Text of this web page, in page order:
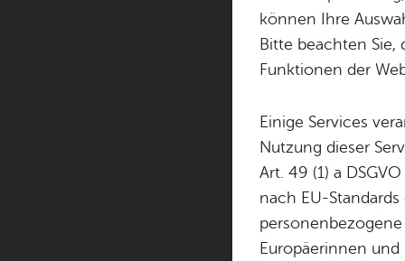
Sie finden hier
Kluftern, sowie
Geänderte
können Ihre
Bitte beachten
Funktionen der
Einige Services
Nutzung dieser
Art. 49 (1) a
nach EU-
Europäerinnen